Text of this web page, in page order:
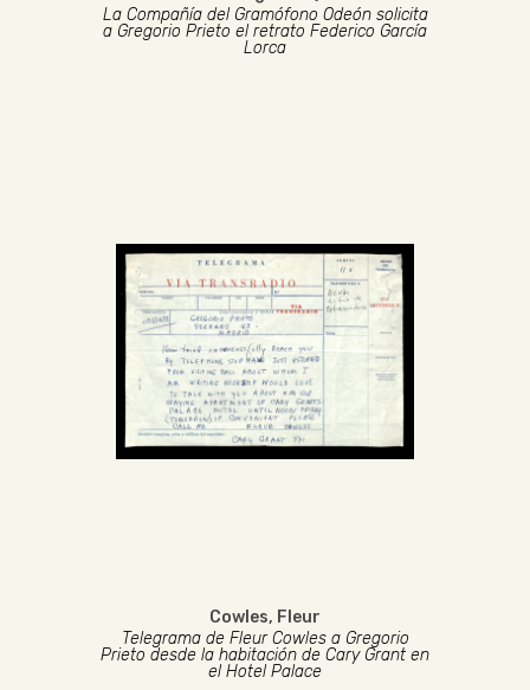
La Compañía del Gramófono Odeón solicita
a Gregorio Prieto el retrato Federico García
Lorca
Cowles, Fleur
Telegrama de Fleur Cowles a Gregorio
Prieto desde la habitación de Cary Grant en
el Hotel Palace